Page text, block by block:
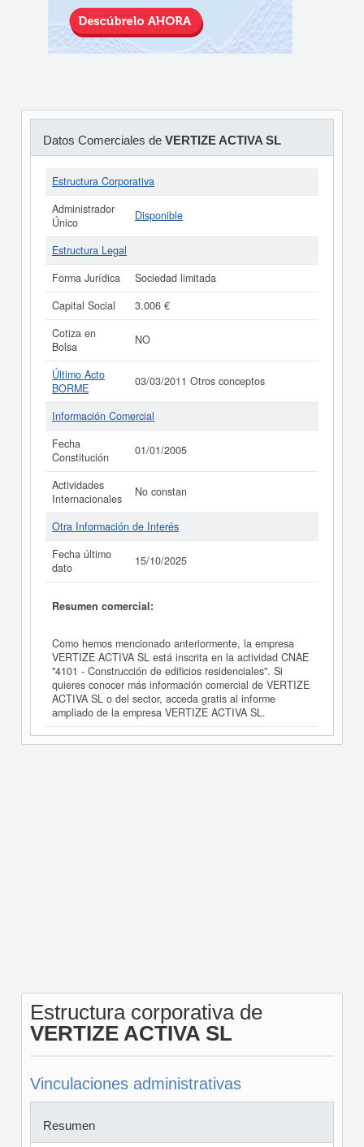
Datos Comerciales de VERTIZE ACTIVA SL
Estructura Corporativa
Administrador
Único
Disponible
Estructura Legal
Forma Jurídica
Sociedad limitada
Capital Social
3.006 €
Cotiza en
Bolsa
NO
Último Acto
BORME
03/03/2011 Otros conceptos
Información Comercial
Fecha
Constitución
01/01/2005
Actividades
Internacionales
No constan
Otra Información de Interés
Fecha último
dato
15/10/2025
Resumen comercial:
Como hemos mencionado anteriormente, la empresa
VERTIZE ACTIVA SL está inscrita en la actividad CNAE
"4101 - Construcción de edificios residenciales". Si
quieres conocer más información comercial de VERTIZE
ACTIVA SL o del sector, acceda gratis al informe
ampliado de la empresa VERTIZE ACTIVA SL.
Estructura corporativa de
VERTIZE ACTIVA SL
Vinculaciones administrativas
Resumen